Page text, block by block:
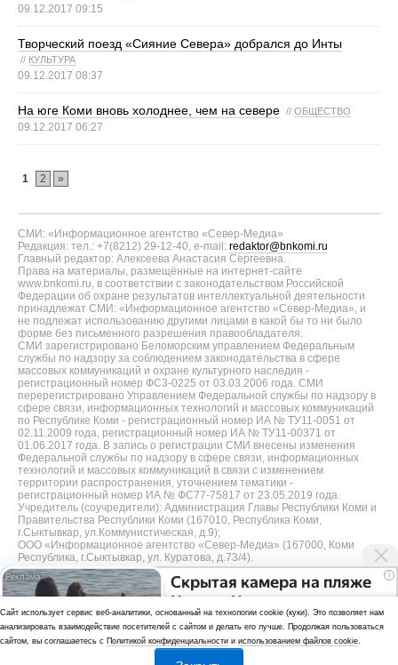
09.12.2017 09:15
Творческий поезд «Сияние Севера» добрался до Инты
// КУЛЬТУРА
09.12.2017 08:37
На юге Коми вновь холоднее, чем на севере // ОБЩЕСТВО
09.12.2017 06:27
1 2 »
СМИ: «Информационное агентство «Север-Медиа»
Редакция: тел.: +7(8212) 29-12-40, e-mail: redaktor@bnkomi.ru
Главный редактор: Алексеева Анастасия Сергеевна.
Права на материалы, размещённые на интернет-сайте
www.bnkomi.ru, в соответствии с законодательством Российской
Федерации об охране результатов интеллектуальной деятельности
принадлежат СМИ: «Информационное агентство «Север-Медиа», и
не подлежат использованию другими лицами в какой бы то ни было
форме без письменного разрешения правообладателя.
СМИ зарегистрировано Беломорским управлением Федеральным
службы по надзору за соблюдением законодательства в сфере
массовых коммуникаций и охране культурного наследия -
регистрационный номер ФС3-0225 от 03.03.2006 года. СМИ
перерегистрировано Управлением Федеральной службы по надзору в
сфере связи, информационных технологий и массовых коммуникаций
по Республике Коми - регистрационный номер ИА № ТУ11-0051 от
02.11.2009 года, регистрационный номер ИА № ТУ11-00371 от
01.06.2017 года. В запись о регистрации СМИ внесены изменения
Федеральной службы по надзору в сфере связи, информационных
технологий и массовых коммуникаций в связи с изменением
территории распространения, уточнением тематики -
регистрационный номер ИА № ФС77-75817 от 23.05.2019 года.
Учредитель (соучредители): Администрация Главы Республики Коми и
Правительства Республики Коми (167010, Республика Коми,
г.Сыктывкар, ул.Коммунистическая, д.9);
ООО «Информационное агентство «Север-Медиа» (167000, Коми
Республика, г.Сыктывкар, ул. Куратова, д.73/4).
Разработка сайта — web-студия «Цифровой Век»
i
Скрытая камера на пляже
Крыма: Что люди
вытворяют, когда их не
видят...
Политика
конфиденциальности
Использование аналитики и файлов куки
Cайт использует сервис веб-аналитики, основанный на технологии cookie (куки). Это позволяет нам
анализировать взаимодействие посетителей с сайтом и делать его лучше. Продолжая пользоваться
сайтом, вы соглашаетесь с Политикой конфиденциальности и использованием файлов cookie.